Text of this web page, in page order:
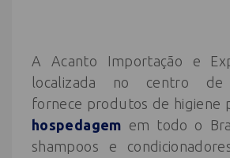
A Acanto Importação e
localizada no centro de
fornece produtos de higiene
hospedagem em todo o
shampoos e